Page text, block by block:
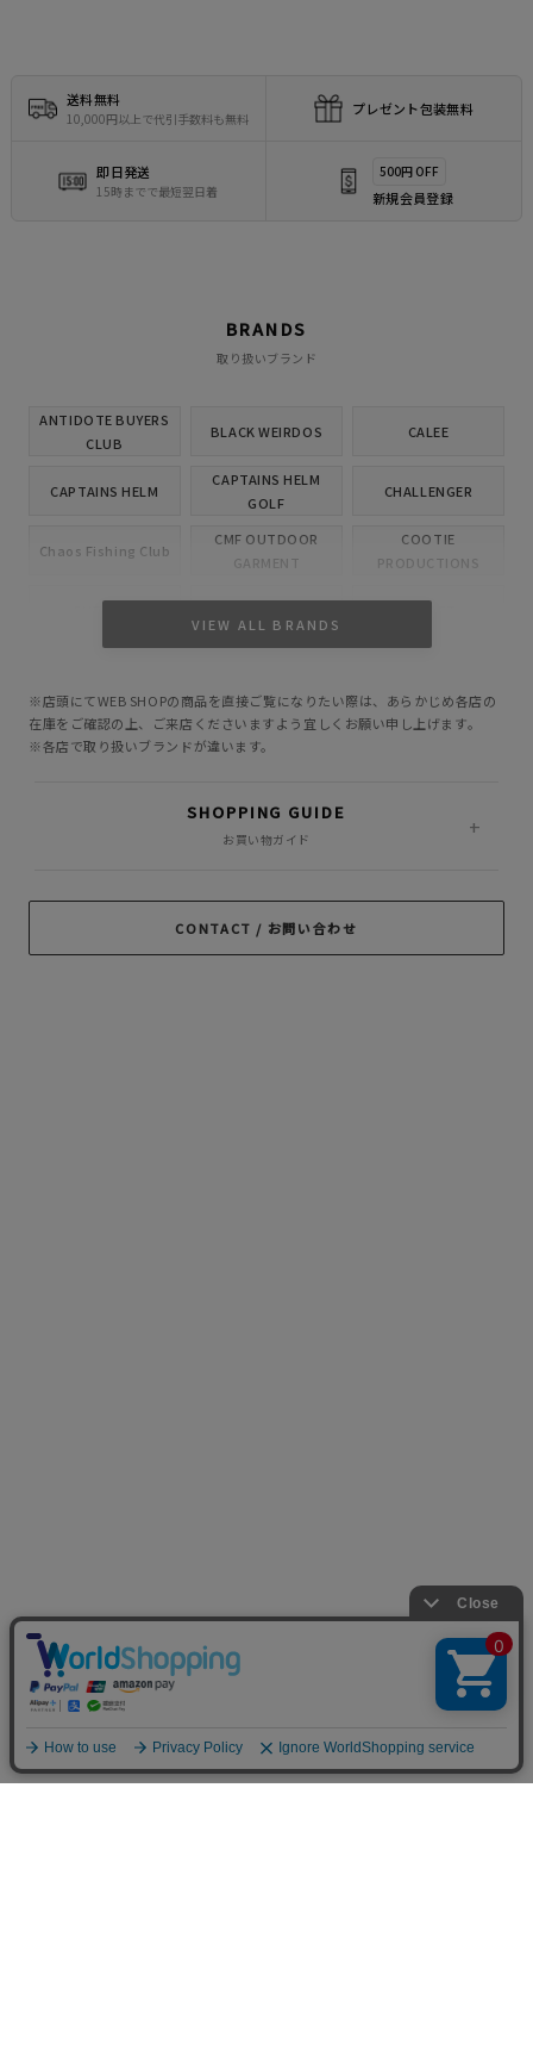
送料無料
10,000円以上で代引手数料も無料
プレゼント包装無料
即日発送
15時までで最短翌日着
500円 OFF
新規会員登録
BRANDS
取り扱いブランド
ANTIDOTE BUYERS
CLUB
BLACK WEIRDOS CALEE
CAPTAINS HELM
CAPTAINS HELM
GOLF
CHALLENGER
Chaos Fishing Club
CMF OUTDOOR
GARMENT
COOTIE
PRODUCTIONS
INCOMPLETE
TOKYO
Little Yarmouth
M&M CUSTOM
POLIQUANT
PORKCHOP GARAGE
RADIALL RATS ROTTWEILER
ROUGH AND
VIEW ALL BRANDS
※店頭にてWEB SHOPの商品を直接ご覧になりたい際は、あらかじめ各店の
在庫をご確認の上、ご来店くださいますよう宜しくお願い申し上げます。
※各店で取り扱いブランドが違います。
SHOPPING GUIDE
お買い物ガイド
CONTACT / お問い合わせ